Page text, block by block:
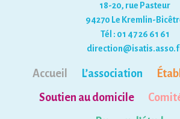
18-20, rue Pasteur
94270 Le Kremlin-
Tél : 01 47 26 61 61
Accueil L’association
Soutien au domicile